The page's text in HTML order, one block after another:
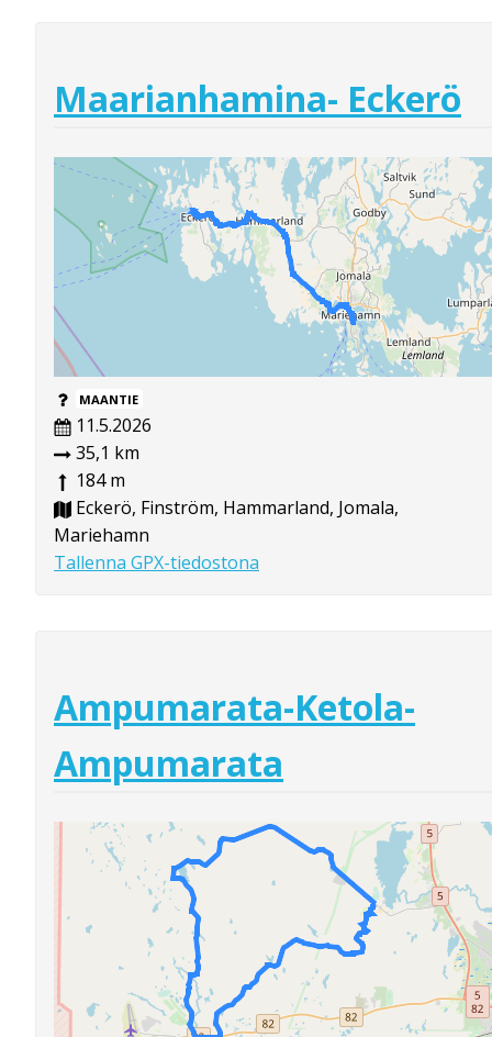
Maarianhamina- Eckerö
MAANTIE
11.5.2026
35,1 km
184 m
Eckerö, Finström, Hammarland, Jomala,
Mariehamn
Tallenna GPX-tiedostona
Ampumarata-Ketola-
Ampumarata